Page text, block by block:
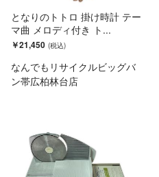
となりのトトロ 掛け時計 テー
マ曲 メロディ付き ト...
￥21,450
なんでもリサイクルビッグバ
ン帯広柏林台店